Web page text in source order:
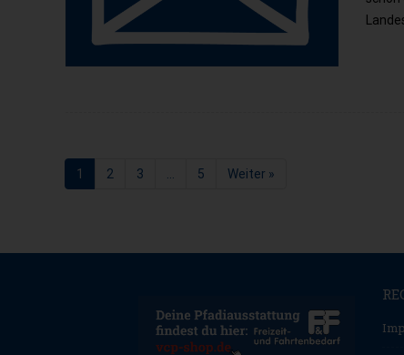
Seite
1 Seite
2 Seite
3 Seite
5 Weiter »